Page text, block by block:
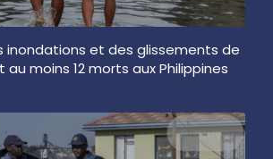
inondations et des glissements de
moins 12 morts aux Philippines